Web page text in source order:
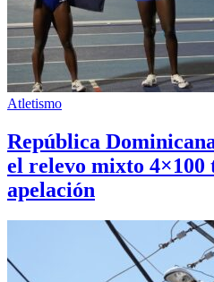
Atletismo
República
el relevo mixto
apelación